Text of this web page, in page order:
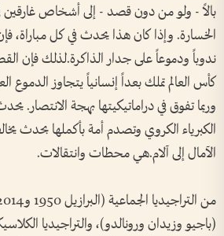
بالاً - ولو من دون قصد - إلى أشخاص غارقين
الخسارة. وإذا كان هذا يحدث في كل مباراة،
ندوباً ودموعاً على جدار الذاكرة.لذلك فإن
كأس العالم تملك بعداً إنسانياً يتجاوز الدموع
وربما تفوق في دراماتيكيتها بهجة الانتصار.
الكبرياء الكروي وتصدم أمة بأكملها بحدث
الآمال إلى آلام.هي محطات وانتقالات.